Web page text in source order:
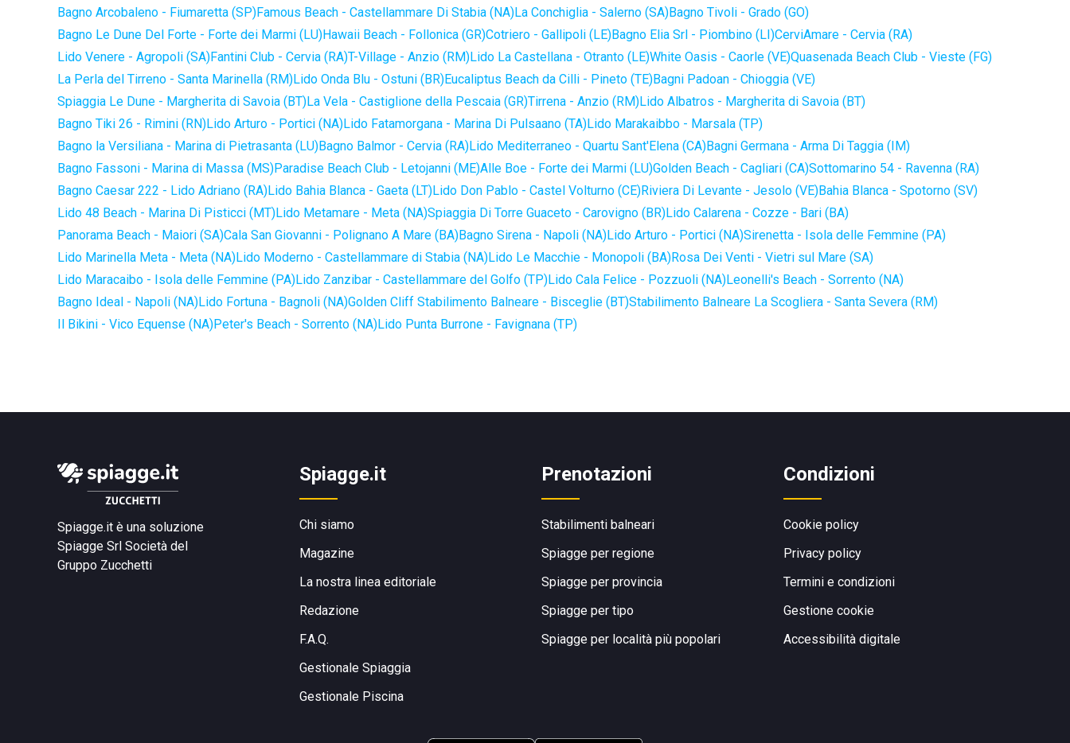
Bagno Arcobaleno - Fiumaretta (SP)Famous Beach - Castellammare Di Stabia (NA)La Conchiglia - Salerno (SA)Bagno Tivoli - Grado (GO)
Bagno Le Dune Del Forte - Forte dei Marmi (LU)Hawaii Beach - Follonica (GR)Cotriero - Gallipoli (LE)Bagno Elia Srl - Piombino (LI)CerviAmare - Cervia (RA)
Lido Venere - Agropoli (SA)Fantini Club - Cervia (RA)T-Village - Anzio (RM)Lido La Castellana - Otranto (LE)White Oasis - Caorle (VE)Quasenada Beach Club - Vieste (FG)
La Perla del Tirreno - Santa Marinella (RM)Lido Onda Blu - Ostuni (BR)Eucaliptus Beach da Cilli - Pineto (TE)Bagni Padoan - Chioggia (VE)
Spiaggia Le Dune - Margherita di Savoia (BT)La Vela - Castiglione della Pescaia (GR)Tirrena - Anzio (RM)Lido Albatros - Margherita di Savoia (BT)
Bagno Tiki 26 - Rimini (RN)Lido Arturo - Portici (NA)Lido Fatamorgana - Marina Di Pulsaano (TA)Lido Marakaibbo - Marsala (TP)
Bagno la Versiliana - Marina di Pietrasanta (LU)Bagno Balmor - Cervia (RA)Lido Mediterraneo - Quartu Sant'Elena (CA)Bagni Germana - Arma Di Taggia (IM)
Bagno Fassoni - Marina di Massa (MS)Paradise Beach Club - Letojanni (ME)Alle Boe - Forte dei Marmi (LU)Golden Beach - Cagliari (CA)Sottomarino 54 - Ravenna (RA)
Bagno Caesar 222 - Lido Adriano (RA)Lido Bahia Blanca - Gaeta (LT)Lido Don Pablo - Castel Volturno (CE)Riviera Di Levante - Jesolo (VE)Bahia Blanca - Spotorno (SV)
Lido 48 Beach - Marina Di Pisticci (MT)Lido Metamare - Meta (NA)Spiaggia Di Torre Guaceto - Carovigno (BR)Lido Calarena - Cozze - Bari (BA)
Panorama Beach - Maiori (SA)Cala San Giovanni - Polignano A Mare (BA)Bagno Sirena - Napoli (NA)Lido Arturo - Portici (NA)Sirenetta - Isola delle Femmine (PA)
Lido Marinella Meta - Meta (NA)Lido Moderno - Castellammare di Stabia (NA)Lido Le Macchie - Monopoli (BA)Rosa Dei Venti - Vietri sul Mare (SA)
Lido Maracaibo - Isola delle Femmine (PA)Lido Zanzibar - Castellammare del Golfo (TP)Lido Cala Felice - Pozzuoli (NA)Leonelli's Beach - Sorrento (NA)
Bagno Ideal - Napoli (NA)Lido Fortuna - Bagnoli (NA)Golden Cliff Stabilimento Balneare - Bisceglie (BT)Stabilimento Balneare La Scogliera - Santa Severa (RM)
Il Bikini - Vico Equense (NA)Peter's Beach - Sorrento (NA)Lido Punta Burrone - Favignana (TP)
Spiagge.it è una soluzione
Spiagge Srl Società del
Gruppo Zucchetti
Spiagge.it
Chi siamo
Magazine
La nostra linea editoriale
Redazione
F.A.Q.
Gestionale Spiaggia
Gestionale Piscina
Prenotazioni
Stabilimenti balneari
Spiagge per regione
Spiagge per provincia
Spiagge per tipo
Spiagge per località più popolari
Condizioni
Cookie policy
Privacy policy
Termini e condizioni
Gestione cookie
Accessibilità digitale